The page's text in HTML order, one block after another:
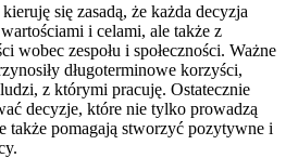
się zasadą, że każda decyzja
i celami, ale także z
wobec zespołu i społeczności. Ważne
długoterminowe korzyści,
z którymi pracuję. Ostatecznie
decyzje, które nie tylko prowadzą
także pomagają stworzyć pozytywne i